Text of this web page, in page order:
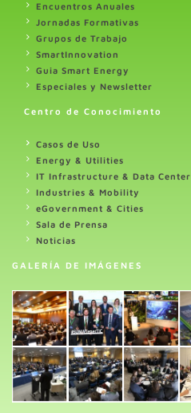
Encuentros Anuales
Jornadas Formativas
Grupos de Trabajo
SmartInnovation
Guia Smart Energy
Especiales y Newsletter
Centro de Conocimiento
Casos de Uso
Energy & Utilities
IT Infrastructure & Data Center
Industries & Mobility
eGovernment & Cities
Sala de Prensa
Noticias
GALERÍA DE IMÁGENES